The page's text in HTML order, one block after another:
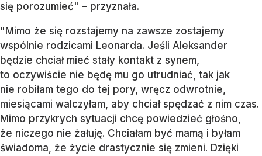
się porozumieć" – przyznała.
"Mimo że się rozstajemy na zawsze zostajemy
wspólnie rodzicami Leonarda. Jeśli Aleksander
będzie chciał mieć stały kontakt z synem,
to oczywiście nie będę mu go utrudniać, tak jak
nie robiłam tego do tej pory, wręcz odwrotnie,
miesiącami walczyłam, aby chciał spędzać z nim czas.
Mimo przykrych sytuacji chcę powiedzieć głośno,
że niczego nie żałuję. Chciałam być mamą i byłam
świadoma, że życie drastycznie się zmieni. Dzięki